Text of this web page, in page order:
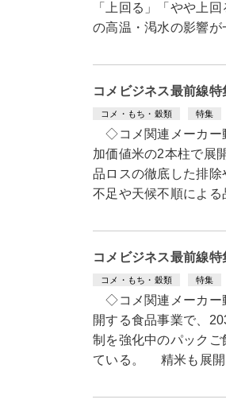
「上回る」「やや上
の高温・渇水の影響
コメビジネス最前線
コメ・もち・穀類 特集
◇コメ関連メーカー
加価値米の2本柱で展
品ロスの徹底した排
不足や天候不順によ
コメビジネス最前線
コメ・もち・穀類 特集
◇コメ関連メーカー
開する食品事業で、
制を強化中のパック
ている。 精米も展